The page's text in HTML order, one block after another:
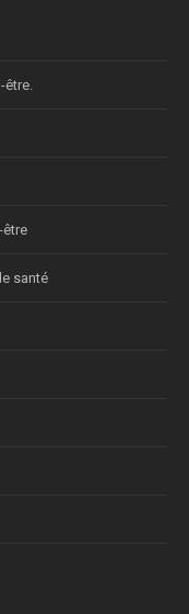
être.
être
santé